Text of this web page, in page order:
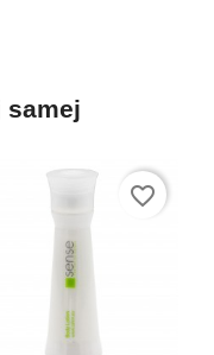
samej
favorite_border